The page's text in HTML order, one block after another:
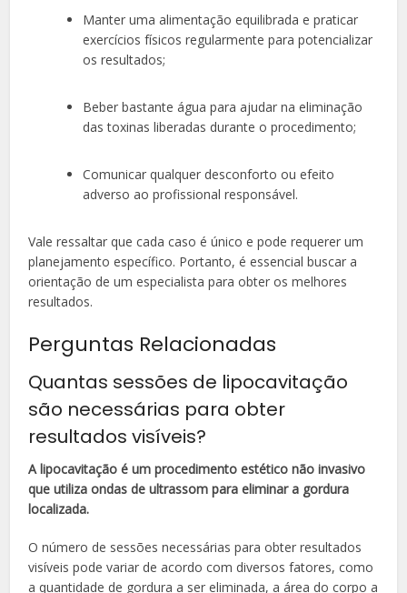
Manter uma alimentação equilibrada e praticar
exercícios físicos regularmente para potencializar
os resultados;
Beber bastante água para ajudar na eliminação
das toxinas liberadas durante o procedimento;
Comunicar qualquer desconforto ou efeito
adverso ao profissional responsável.
Vale ressaltar que cada caso é único e pode requerer um
planejamento específico. Portanto, é essencial buscar a
orientação de um especialista para obter os melhores
resultados.
Perguntas Relacionadas
Quantas sessões de lipocavitação
são necessárias para obter
resultados visíveis?
A lipocavitação é um procedimento estético não invasivo
que utiliza ondas de ultrassom para eliminar a gordura
localizada.
O número de sessões necessárias para obter resultados
visíveis pode variar de acordo com diversos fatores, como
a quantidade de gordura a ser eliminada, a área do corpo a